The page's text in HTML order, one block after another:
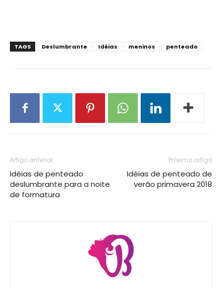
TAGS Deslumbrante Idéias meninos penteado
Artigo anterior
Idéias de penteado
deslumbrante para a noite
de formatura
Próximo artigo
Idéias de penteado de
verão primavera 2018